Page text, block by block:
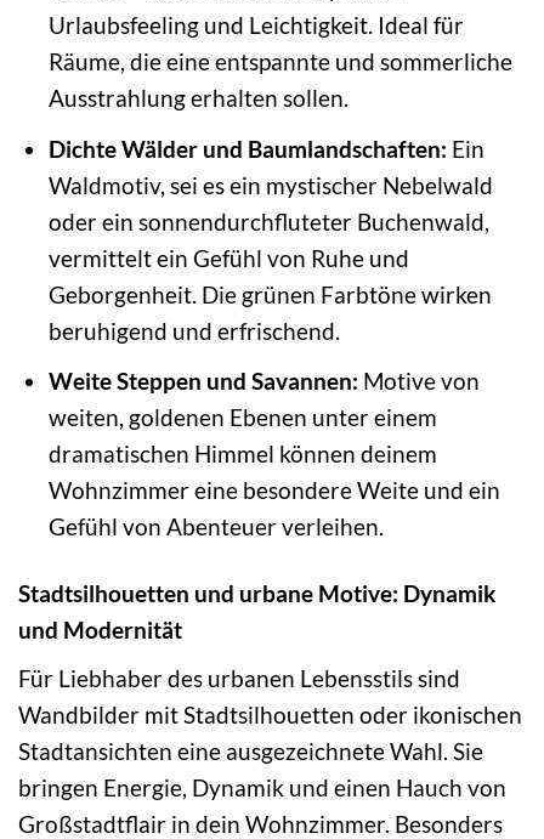
Urlaubsfeeling und Leichtigkeit. Ideal für
Räume, die eine entspannte und sommerliche
Ausstrahlung erhalten sollen.
Dichte Wälder und Baumlandschaften: Ein
Waldmotiv, sei es ein mystischer Nebelwald
oder ein sonnendurchfluteter Buchenwald,
vermittelt ein Gefühl von Ruhe und
Geborgenheit. Die grünen Farbtöne wirken
beruhigend und erfrischend.
Weite Steppen und Savannen: Motive von
weiten, goldenen Ebenen unter einem
dramatischen Himmel können deinem
Wohnzimmer eine besondere Weite und ein
Gefühl von Abenteuer verleihen.
Stadtsilhouetten und urbane Motive: Dynamik
und Modernität
Für Liebhaber des urbanen Lebensstils sind
Wandbilder mit Stadtsilhouetten oder ikonischen
Stadtansichten eine ausgezeichnete Wahl. Sie
bringen Energie, Dynamik und einen Hauch von
Großstadtflair in dein Wohnzimmer. Besonders